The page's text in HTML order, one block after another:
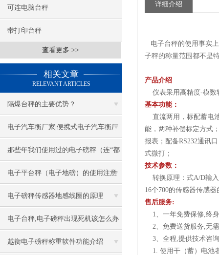
可连电脑台秤
带打印台秤
查看更多 >>
相关文章
RELEVANT ARTICLES
隔爆台秤的主要优势？
电子汽车衡厂家|便携式电子汽车衡厂
家
那些年我们使用过的电子磅秤（连“都
叫兽”都不知道）
电子平台秤（电子地磅）的使用注意
事项
电子磅秤传感器地感线圈的原理
电子台秤,电子磅秤出现死机该怎么办
越衡电子磅秤称重软件功能介绍
详细介绍
电子台秤的使用事实
子秤的称量范围都不是
产品介绍
仪表采用高精度-模数
基本功能：
直流两用，标配蓄电
能，两种补偿标定方式
报表；配备RS232通讯
式微打；
技术参数：
转换原理：式A/D输入
16个700的传感器传感
售后服务:
1、一年免费保修,终
2、免费送货服务,无
3、全程,提供技术咨
1. 使用干（蓄）电池